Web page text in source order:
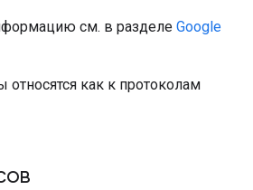
см. в разделе Google
как к протоколам